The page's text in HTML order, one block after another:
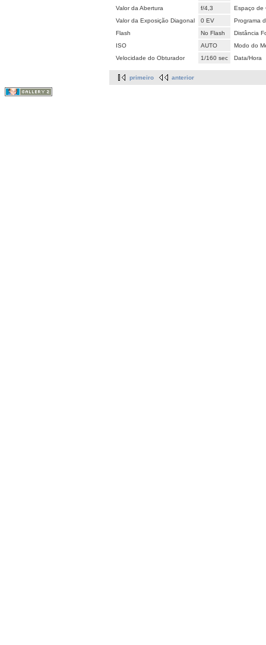
Valor da Abertura
f/4,3
Espaço de
Valor da Exposição Diagonal
0 EV
Programa
Flash
No Flash
Distância
ISO
AUTO
Modo do
Velocidade do Obturador
1/160 sec Data/Hora
primeiro anterior